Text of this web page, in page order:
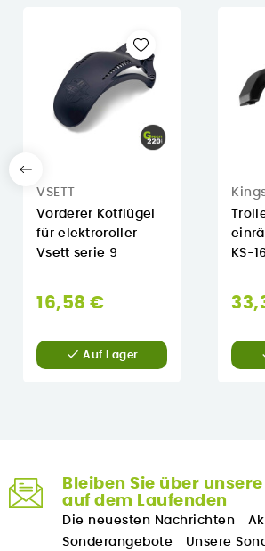
VSETT
Vorderer Kotflügel
für elektroroller
Vsett serie 9
16,58 €
 Auf Lager
KS-
Bleiben Sie über
auf dem Laufenden
Die neuesten Nachrichten
Sonderangebote
Unsere